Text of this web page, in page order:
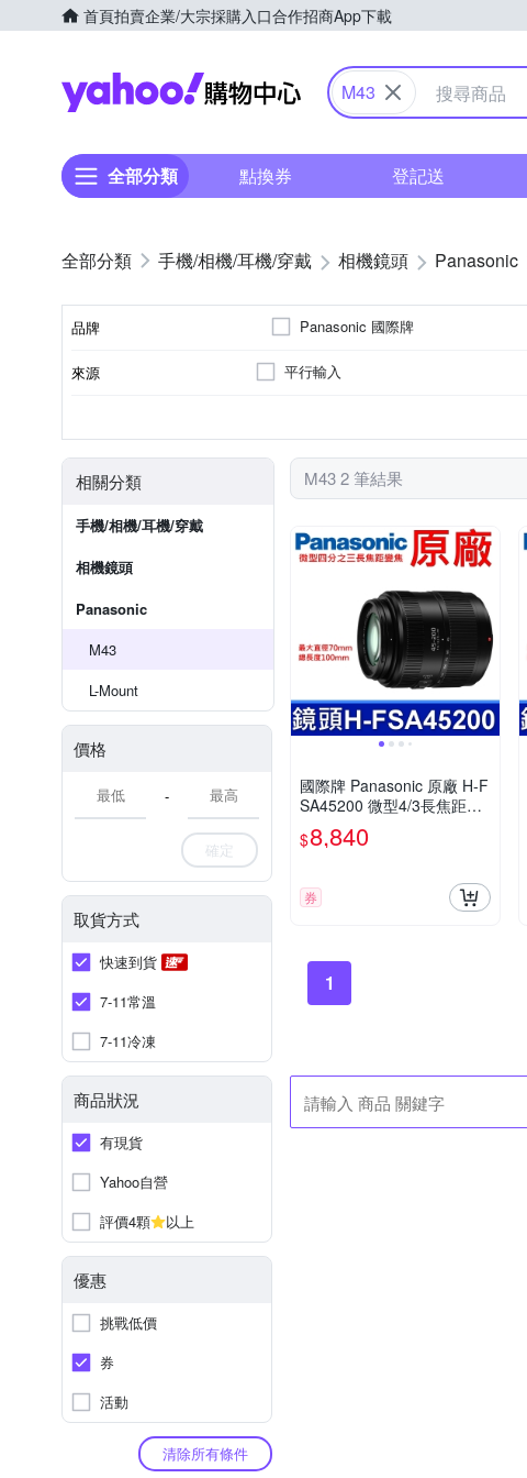
首頁拍賣企業/大宗採購入口合作招商App下載
Yahoo購物中心
M43
全部分類 點換券 登記送
手機/相機/耳機/穿戴 相機鏡頭 Panasonic
品牌 Panasonic 國際牌
來源 平行輸入
相關分類
手機/相機/耳機/穿戴
相機鏡頭
Panasonic
M43
L-Mount
價格
-
確定
取貨方式
快速到貨
7-11常溫
7-11冷凍
商品狀況
有現貨
Yahoo自營
評價4顆
以上
優惠
挑戰低價
券
活動
清除所有條件
M43 2 筆結果
國際牌 Panasonic 原廠 H-F
SA45200 微型4/3長焦距變
焦鏡頭 LUMIX G X VARIO
45-200mm 單眼鏡頭 相機
$8,840
券
1